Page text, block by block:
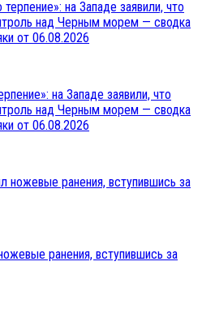
на Западе заявили, что
над Черным морем — сводка
от 06.08.2026
ранения, вступившись за